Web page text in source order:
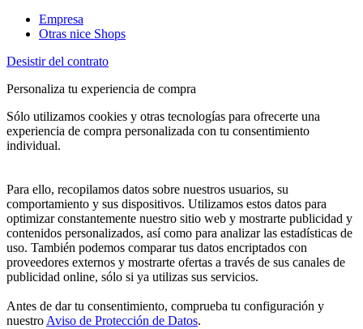
Empresa
Otras nice Shops
Desistir del contrato
Personaliza tu experiencia de compra
Sólo utilizamos cookies y otras tecnologías para ofrecerte una
experiencia de compra personalizada con tu consentimiento
individual.
Para ello, recopilamos datos sobre nuestros usuarios, su
comportamiento y sus dispositivos. Utilizamos estos datos para
optimizar constantemente nuestro sitio web y mostrarte publicidad y
contenidos personalizados, así como para analizar las estadísticas de
uso. También podemos comparar tus datos encriptados con
proveedores externos y mostrarte ofertas a través de sus canales de
publicidad online, sólo si ya utilizas sus servicios.
Antes de dar tu consentimiento, comprueba tu configuración y
nuestro Aviso de Protección de Datos.